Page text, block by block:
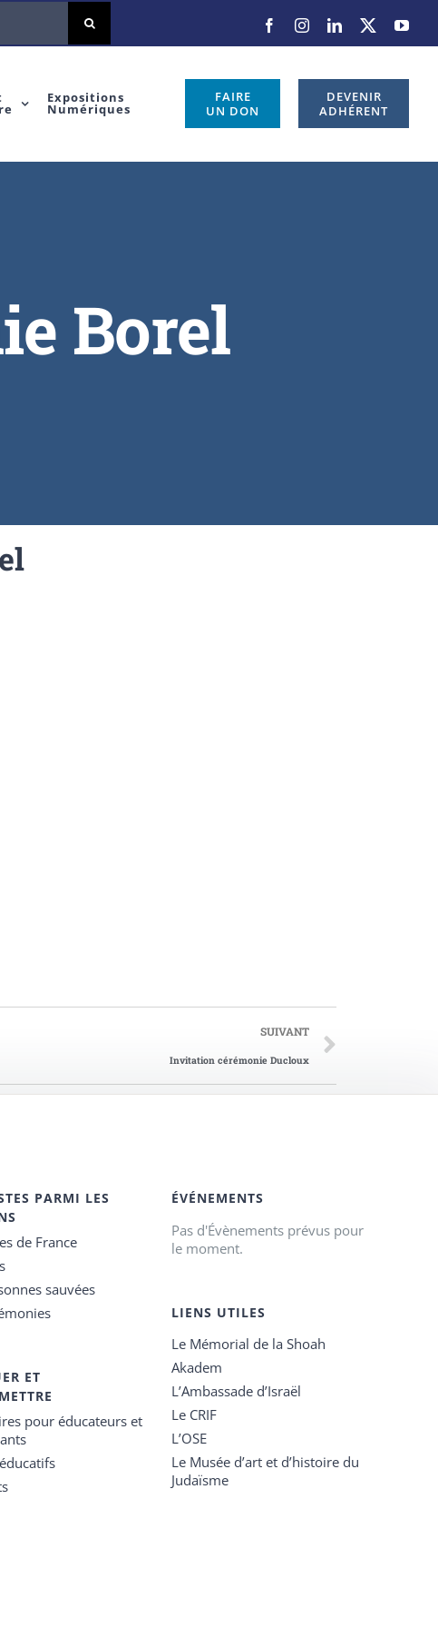
Expositions
Numériques
FAIRE
UN DON
DEVENIR
ADHÉRENT
Borel
SUIVANT
Invitation cérémonie Ducloux
PARMI LES
de France
sauvées
ET
pour éducateurs et
ÉVÉNEMENTS
Pas d'Évènements prévus pour
le moment.
LIENS UTILES
Le Mémorial de la Shoah
Akadem
L’Ambassade d’Israël
Le CRIF
L’OSE
Le Musée d’art et d’histoire du
Judaïsme